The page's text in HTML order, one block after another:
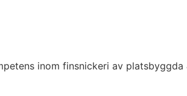
inom finsnickeri av